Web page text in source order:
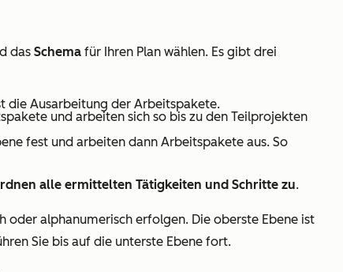
das Schema für Ihren Plan wählen. Es gibt drei
die Ausarbeitung der Arbeitspakete.
und arbeiten sich so bis zu den Teilprojekten
fest und arbeiten dann Arbeitspakete aus. So
alle ermittelten Tätigkeiten und Schritte zu.
oder alphanumerisch erfolgen. Die oberste Ebene ist
Sie bis auf die unterste Ebene fort.